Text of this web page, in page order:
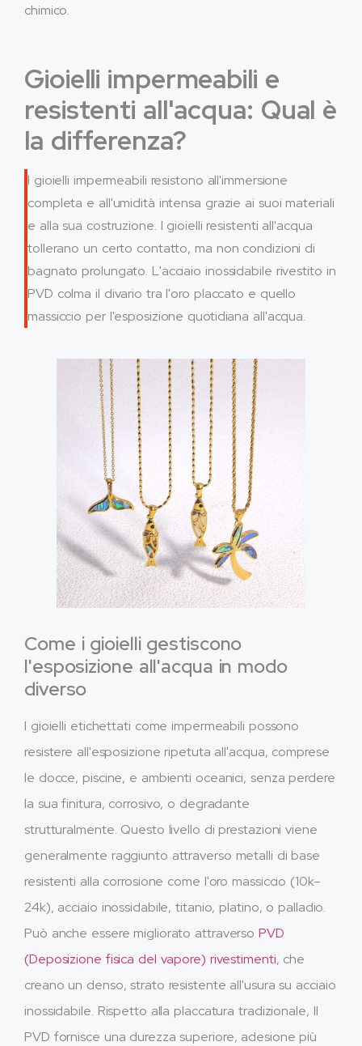
chimico.
Gioielli impermeabili e
resistenti all'acqua: Qual è
la differenza?
I gioielli impermeabili resistono all'immersione
completa e all'umidità intensa grazie ai suoi materiali
e alla sua costruzione. I gioielli resistenti all'acqua
tollerano un certo contatto, ma non condizioni di
bagnato prolungato. L'acciaio inossidabile rivestito in
PVD colma il divario tra l'oro placcato e quello
massiccio per l'esposizione quotidiana all'acqua.
Come i gioielli gestiscono
l'esposizione all'acqua in modo
diverso
I gioielli etichettati come impermeabili possono
resistere all'esposizione ripetuta all'acqua, comprese
le docce, piscine, e ambienti oceanici, senza perdere
la sua finitura, corrosivo, o degradante
strutturalmente. Questo livello di prestazioni viene
generalmente raggiunto attraverso metalli di base
resistenti alla corrosione come l'oro massiccio (10k–
24k), acciaio inossidabile, titanio, platino, o palladio.
Può anche essere migliorato attraversoPVD
(Deposizione fisica del vapore) rivestimenti, che
creano un denso, strato resistente all'usura su acciaio
inossidabile. Rispetto alla placcatura tradizionale, Il
PVD fornisce una durezza superiore, adesione più